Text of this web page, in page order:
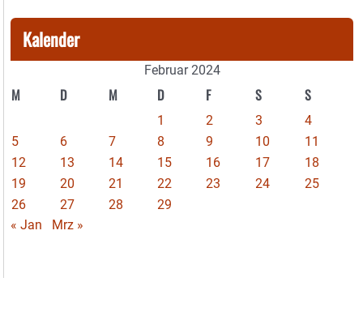
Kalender
Februar 2024
M D M D F S S
1 2 3
4
5
6 7 8 9 10
11
12
13 14 15 16 17
18
19
20 21 22 23 24
25
26
27 28
29
« Jan
Mrz »